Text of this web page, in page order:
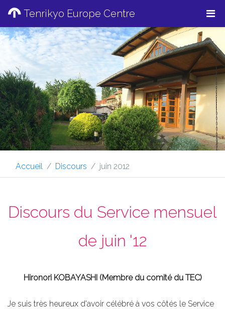
Tenrikyo Europe Centre
Accueil Discours juin 2012
Discours du Service mensuel
de juin '12
Hironori KOBAYASHI (Membre du comité du TEC)
Je suis très heureux d'avoir célébré à vos côtés le Service